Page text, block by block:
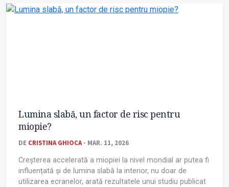
Lumina slabă, un factor de risc pentru
miopie?
DE CRISTINA GHIOCA- MAR. 11, 2026
Creșterea accelerată a miopiei la nivel mondial ar putea fi
influențată și de lumina slabă la interior, nu doar de
utilizarea ecranelor, arată rezultatele unui studiu publicat